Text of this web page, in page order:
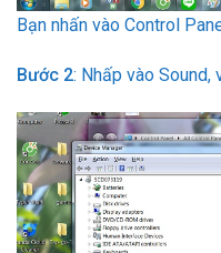
Bạn nhấn vào Control
Bước 2: Nhấp vào